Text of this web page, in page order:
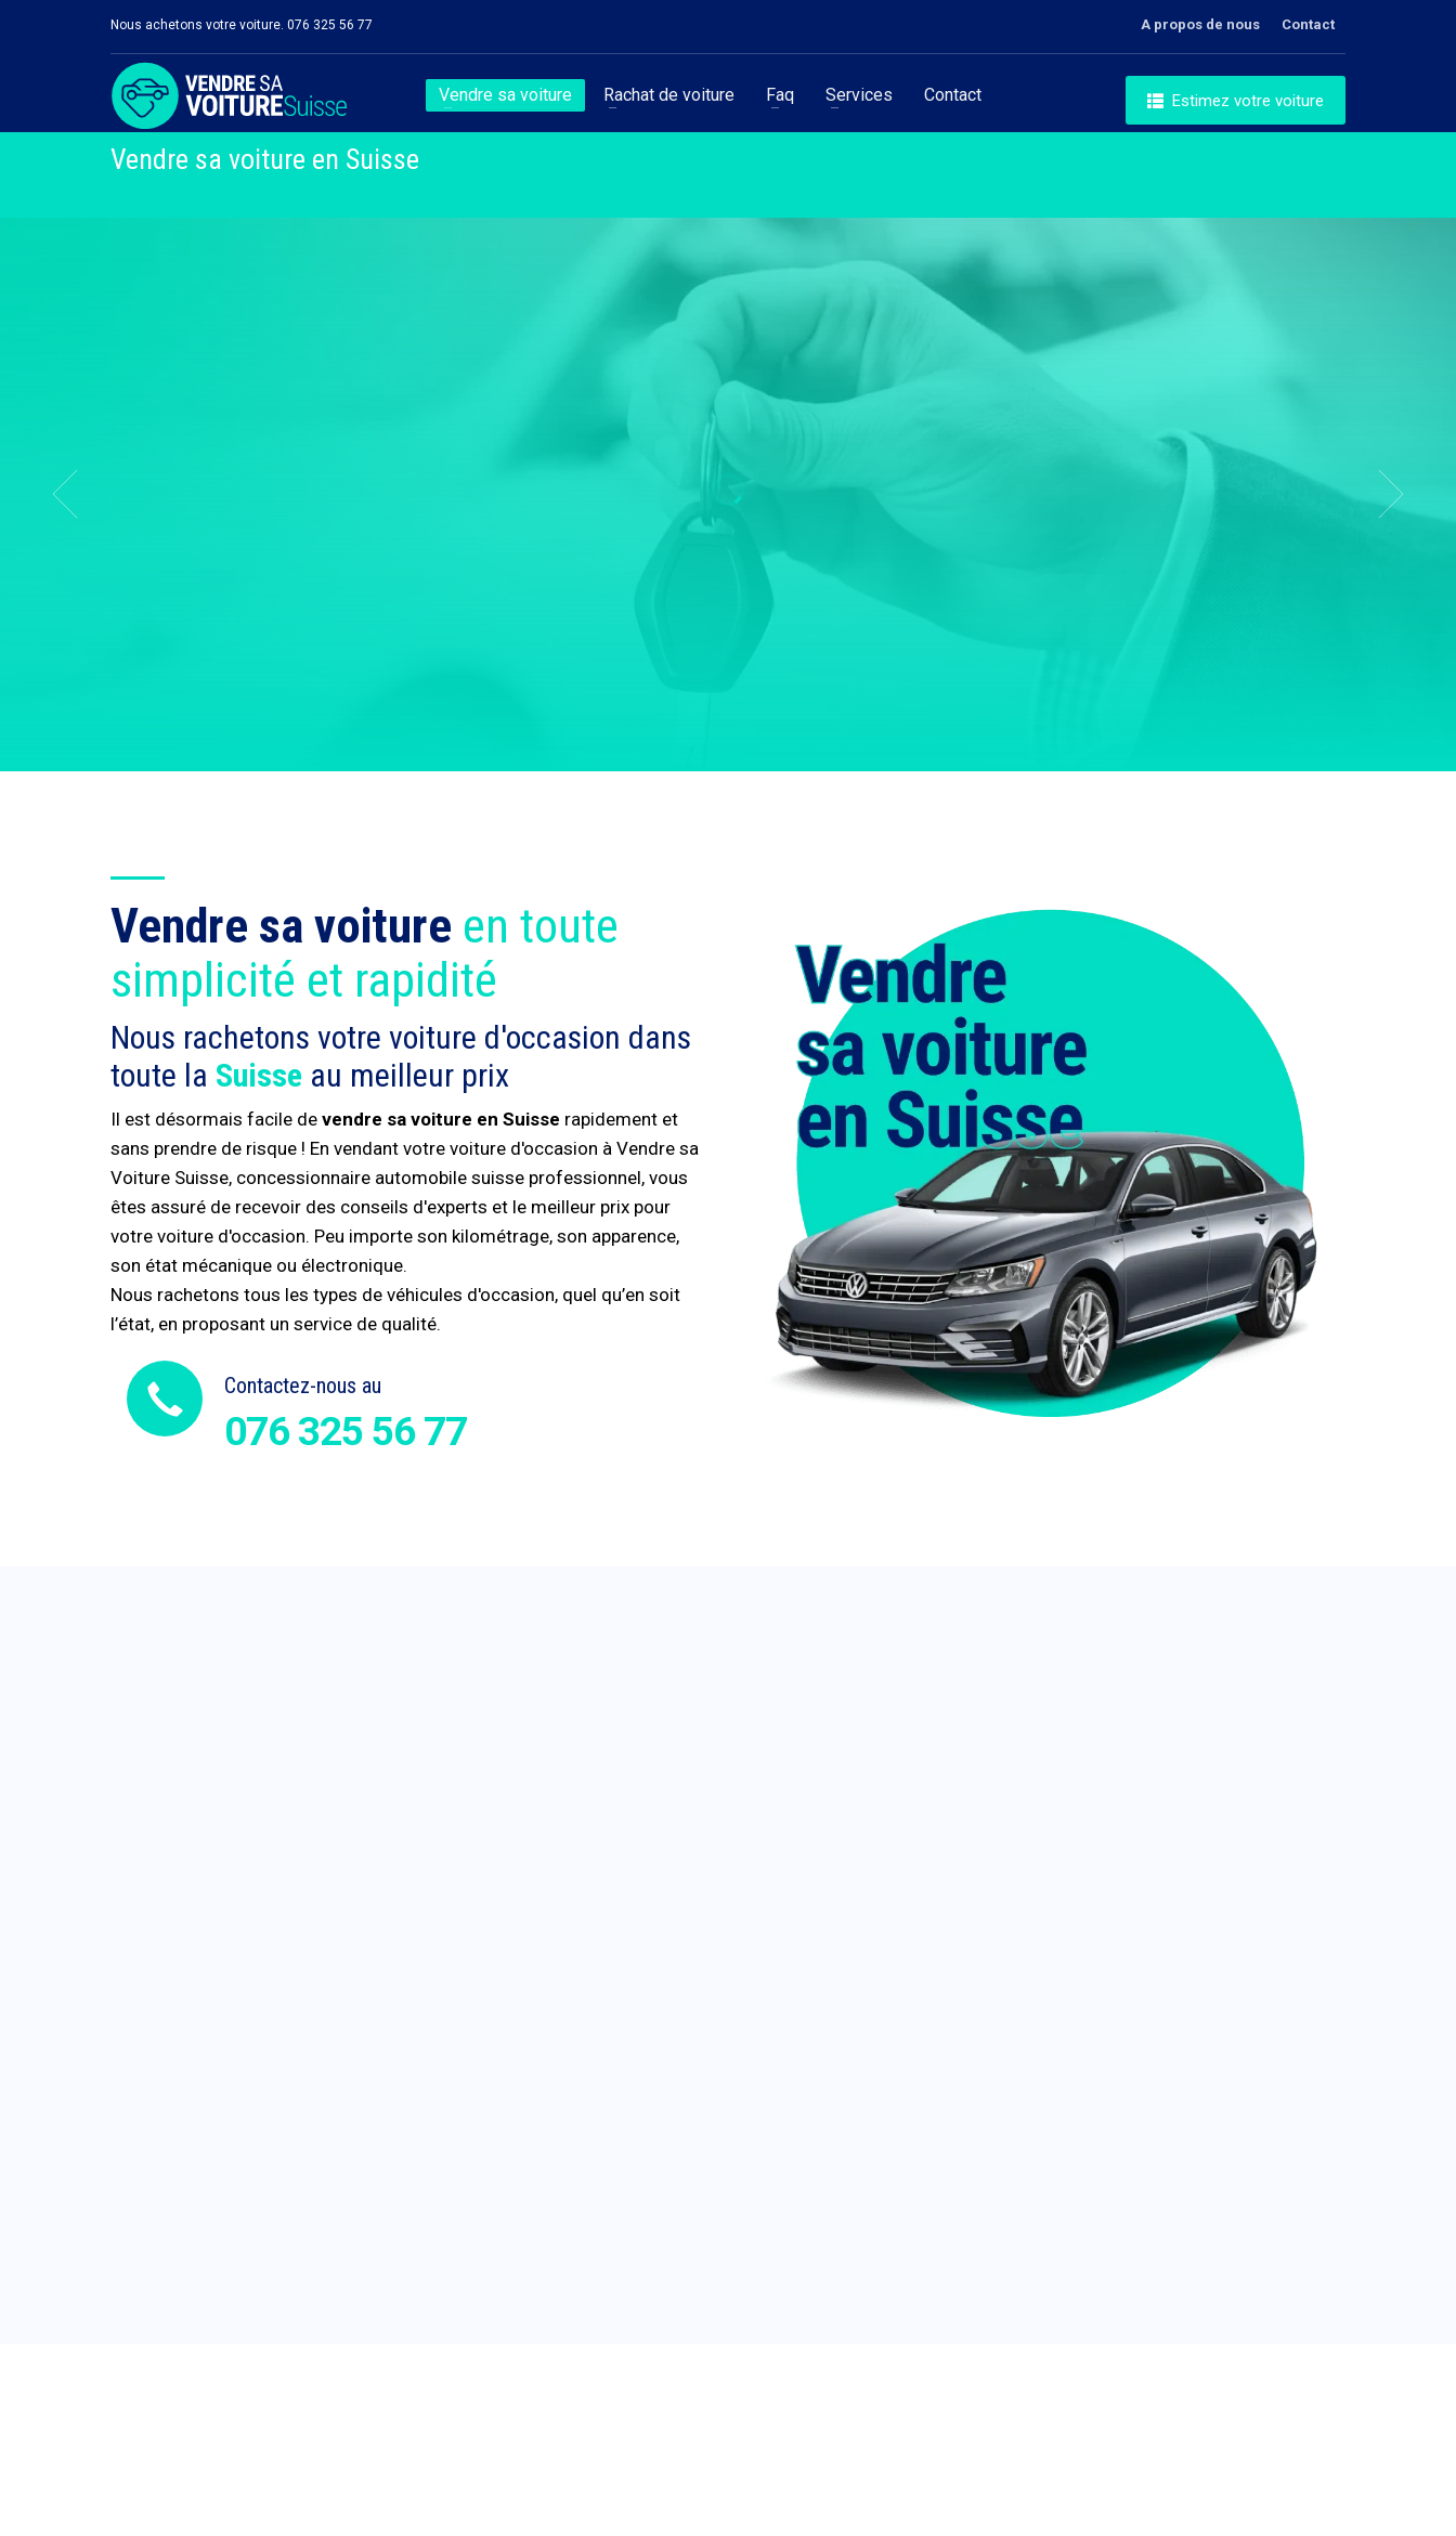
Nous achetons votre voiture. 076 325 56 77 A propos de nous Contact
Vendre sa voiture Rachat de voiture Faq Services Contact Estimez votre voiture
Vendre sa voiture en Suisse
Vendre sa voiture en toute
simplicité et rapidité
Nous rachetons votre voiture d'occasion dans
toute la Suisse au meilleur prix
Il est désormais facile de vendre sa voiture en Suisse rapidement et
sans prendre de risque ! En vendant votre voiture d'occasion à Vendre sa
Voiture Suisse, concessionnaire automobile suisse professionnel, vous
êtes assuré de recevoir des conseils d'experts et le meilleur prix pour
votre voiture d'occasion. Peu importe son kilométrage, son apparence,
son état mécanique ou électronique.
Nous rachetons tous les types de véhicules d'occasion, quel qu’en soit
l’état, en proposant un service de qualité.
Contactez-nous au
076 325 56 77